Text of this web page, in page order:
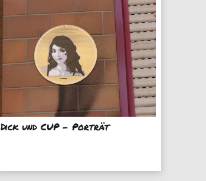
Dick und CUP - Porträt